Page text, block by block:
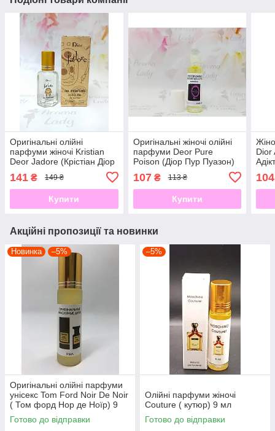
Оригінальні олійні
парфуми жіночі Kristian
Deor Jadore (Крістіан Діор
141 ₴ 149 ₴
Купити
Оригінальні жіночі олійні
парфуми Deor Pure
Poison (Діор Пур Пуазон)
107₴ 113 ₴
Купити
Dior
104
Акційні пропозиції та новинки
Новинка –5%
Оригінальні олійні парфуми
унісекс Tom Ford Noir De Noir
( Том форд Нор де Ноїр) 9
мл
Готово до відправки
–5%
Олійні парфуми жіночі
Couture ( кутюр) 9 мл
Готово до відправки